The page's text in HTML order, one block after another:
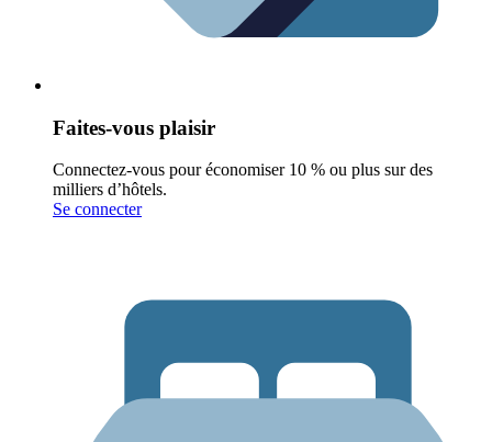
Faites-vous plaisir
Connectez-vous pour économiser 10 % ou plus sur des
milliers d’hôtels.
Se connecter